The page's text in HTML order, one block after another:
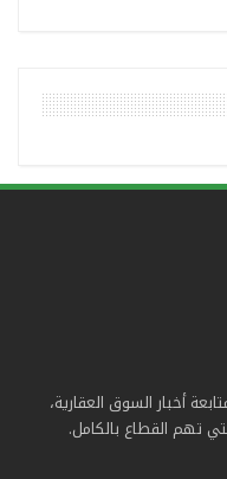
أخبار السوق العقارية،
تهم القطاع بالكامل.